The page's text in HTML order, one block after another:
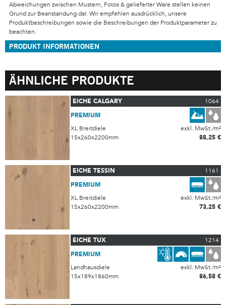
Abweichungen zwischen Mustern, Fotos & gelieferter Ware stellen keinen
Grund zur Beanstandung dar. Wir empfehlen ausdrücklich, unsere
Produktbeschreibungen sowie die Beschreibungen der Produktparameter zu
beachten.
PRODUKT INFORMATIONEN
ÄHNLICHE PRODUKTE
EICHE CALGARY
1064
PREMIUM
XL Breitdiele
exkl. MwSt./m²
15x260x2200mm
88,25 €
EICHE TESSIN
1161
PREMIUM
XL Breitdiele
exkl. MwSt./m²
15x260x2200mm
73,25 €
EICHE TUX
1214
PREMIUM
Landhausdiele
exkl. MwSt./m²
15x189x1860mm
86,58 €